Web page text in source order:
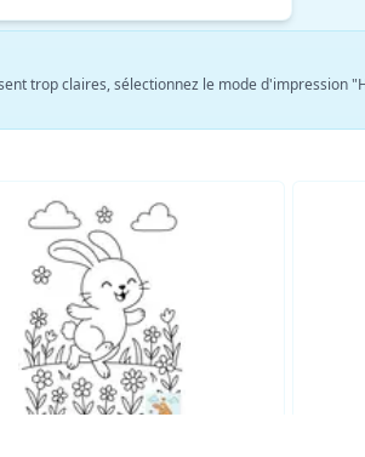
trop claires, sélectionnez le mode d'impression